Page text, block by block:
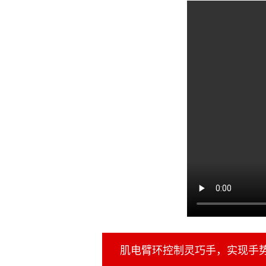
肌电臂环控制灵巧手，实现手